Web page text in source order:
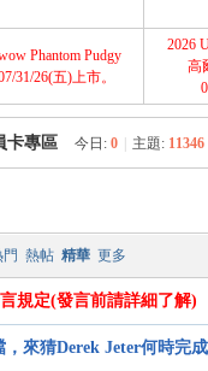
Phantom Pudgy
31/26(五)上市。
2026
高
卡專區 今日: 0 主題: 11346
熱帖 精華 更多
規定(發言前請詳細了解)
來猜Derek Jeter何時完